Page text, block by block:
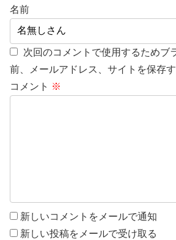
名前
次回のコメントで使用するためブ
前、メールアドレス、サイトを保存す
コメント ※
新しいコメントをメールで通知
新しい投稿をメールで受け取る